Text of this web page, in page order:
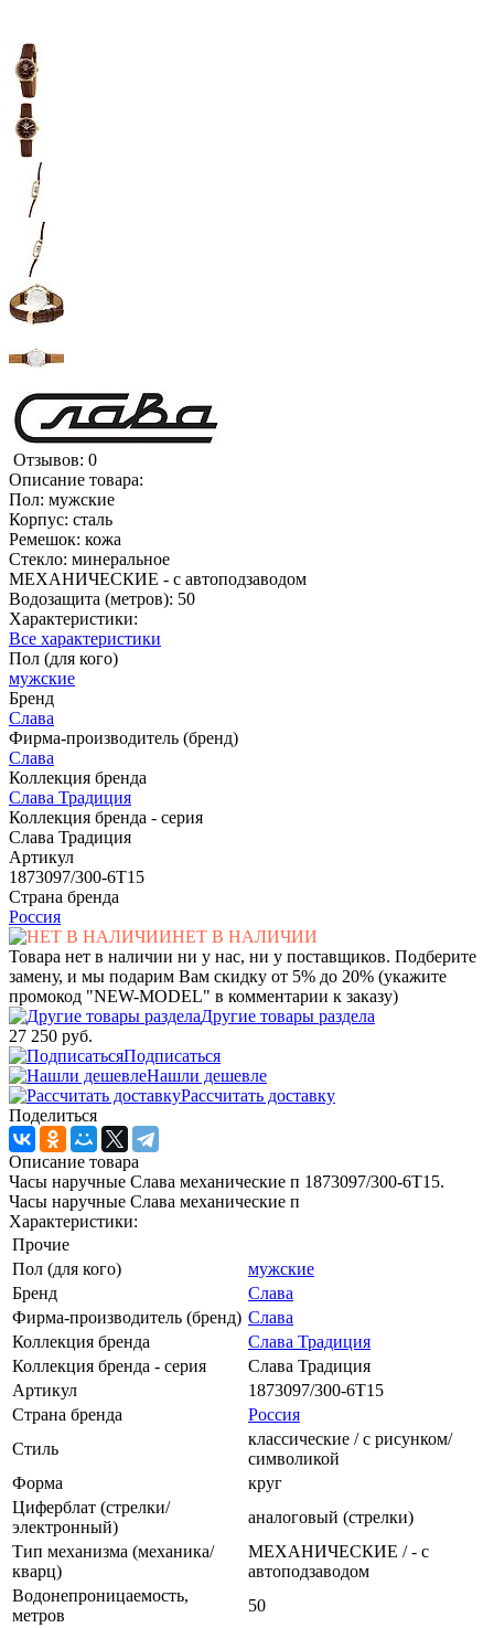
Отзывов: 0
Описание товара:
Пол: мужские
Корпус: сталь
Ремешок: кожа
Стекло: минеральное
МЕХАНИЧЕСКИЕ - с автоподзаводом
Водозащита (метров): 50
Характеристики:
Все характеристики
Пол (для кого)
мужские
Бренд
Слава
Фирма-производитель (бренд)
Слава
Коллекция бренда
Слава Традиция
Коллекция бренда - серия
Слава Традиция
Артикул
1873097/300-6Т15
Страна бренда
Россия
НЕТ В НАЛИЧИИ
Товара нет в наличии ни у нас, ни у поставщиков. Подберите
замену, и мы подарим Вам скидку от 5% до 20% (укажите
промокод "NEW-MODEL" в комментарии к заказу)
Другие товары раздела
27 250 руб.
Подписаться
Нашли дешевле
Рассчитать доставку
Поделиться
Описание товара
Часы наручные Слава механические п 1873097/300-6Т15.
Часы наручные Слава механические п
Характеристики:
Прочие
Пол (для кого)
мужские
Бренд
Слава
Фирма-производитель (бренд) Слава
Коллекция бренда
Слава Традиция
Коллекция бренда - серия
Слава Традиция
Артикул
1873097/300-6Т15
Страна бренда
Россия
Стиль
классические / с рисунком/
символикой
Форма
круг
Циферблат (стрелки/
электронный)
аналоговый (стрелки)
Тип механизма (механика/
кварц)
МЕХАНИЧЕСКИЕ / - с
автоподзаводом
Водонепроницаемость,
метров
50